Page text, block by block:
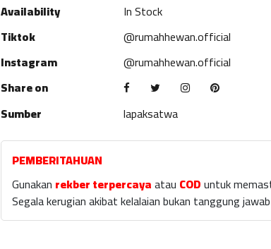
Availability
In Stock
Tiktok
@rumahhewan.official
Instagram
@rumahhewan.official
Share on
Sumber
lapaksatwa
PEMBERITAHUAN
Gunakan rekber terpercayaatau CODuntuk
Segala kerugian akibat kelalaian bukan tanggung jawab